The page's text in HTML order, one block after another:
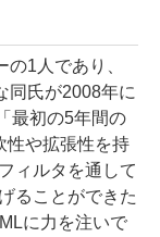
1人であり、
同氏が2008年に
最初の5年間の
性や拡張性を持
ィルタを通して
ることができた
に力を注いで